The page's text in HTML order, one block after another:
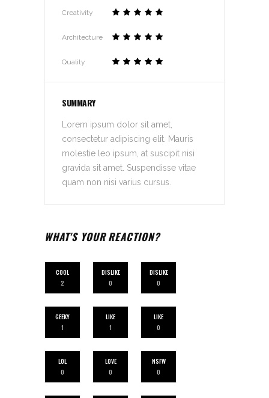
Creativity
Architecture
Quality
SUMMARY
Lorem ipsum dolor sit amet,
consectetur adipiscing elit. Mauris
molestie leo ipsum, at suscipit nisi
gravida sit amet. Suspendisse vitae
quam non nisi varius cursus.
WHAT'S YOUR REACTION?
COOL
2
DISLIKE
0
DISLIKE
0
GEEKY
1
LIKE
1
LIKE
0
LOL
0
LOVE
0
NSFW
0